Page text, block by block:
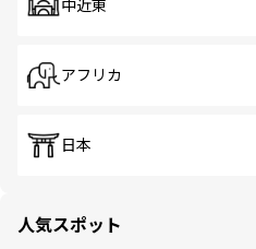
中近東
アフリカ
日本
人気スポット